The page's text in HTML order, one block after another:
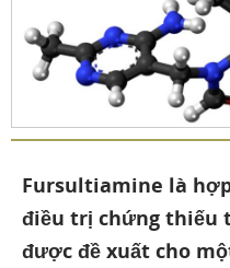
Fursultiamine là
điều trị chứng thiếu
được đề xuất cho